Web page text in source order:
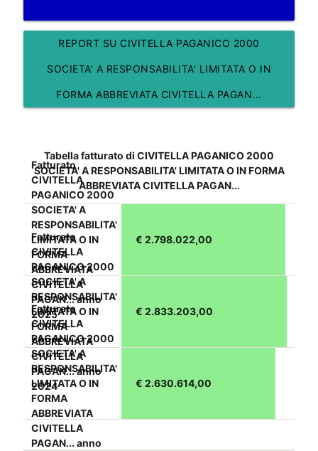
REPORT SU CIVITELLA PAGANICO 2000
SOCIETA' A RESPONSABILITA' LIMITATA O IN
FORMA ABBREVIATA CIVITELLA PAGAN...
Tabella fatturato di CIVITELLA PAGANICO 2000
SOCIETA' A RESPONSABILITA' LIMITATA O IN FORMA
ABBREVIATA CIVITELLA PAGAN...
Fatturato
CIVITELLA
PAGANICO 2000
SOCIETA' A
RESPONSABILITA'
LIMITATA O IN
FORMA
ABBREVIATA
CIVITELLA
PAGAN... anno
2025
€ 2.798.022,00
Fatturato
CIVITELLA
PAGANICO 2000
SOCIETA' A
RESPONSABILITA'
LIMITATA O IN
FORMA
ABBREVIATA
CIVITELLA
PAGAN... anno
2024
€ 2.833.203,00
Fatturato
CIVITELLA
PAGANICO 2000
SOCIETA' A
RESPONSABILITA'
LIMITATA O IN
FORMA
ABBREVIATA
CIVITELLA
PAGAN... anno
€ 2.630.614,00